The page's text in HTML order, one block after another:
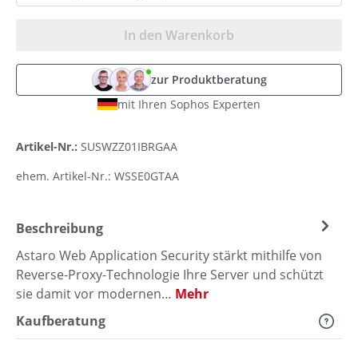
In den Warenkorb
zur Produktberatung
mit Ihren Sophos Experten
Artikel-Nr.: SUSWZZ01IBRGAA
ehem. Artikel-Nr.: WSSE0GTAA
Beschreibung
Astaro Web Application Security stärkt mithilfe von
Reverse-Proxy-Technologie Ihre Server und schützt
sie damit vor modernen… Mehr
Kaufberatung